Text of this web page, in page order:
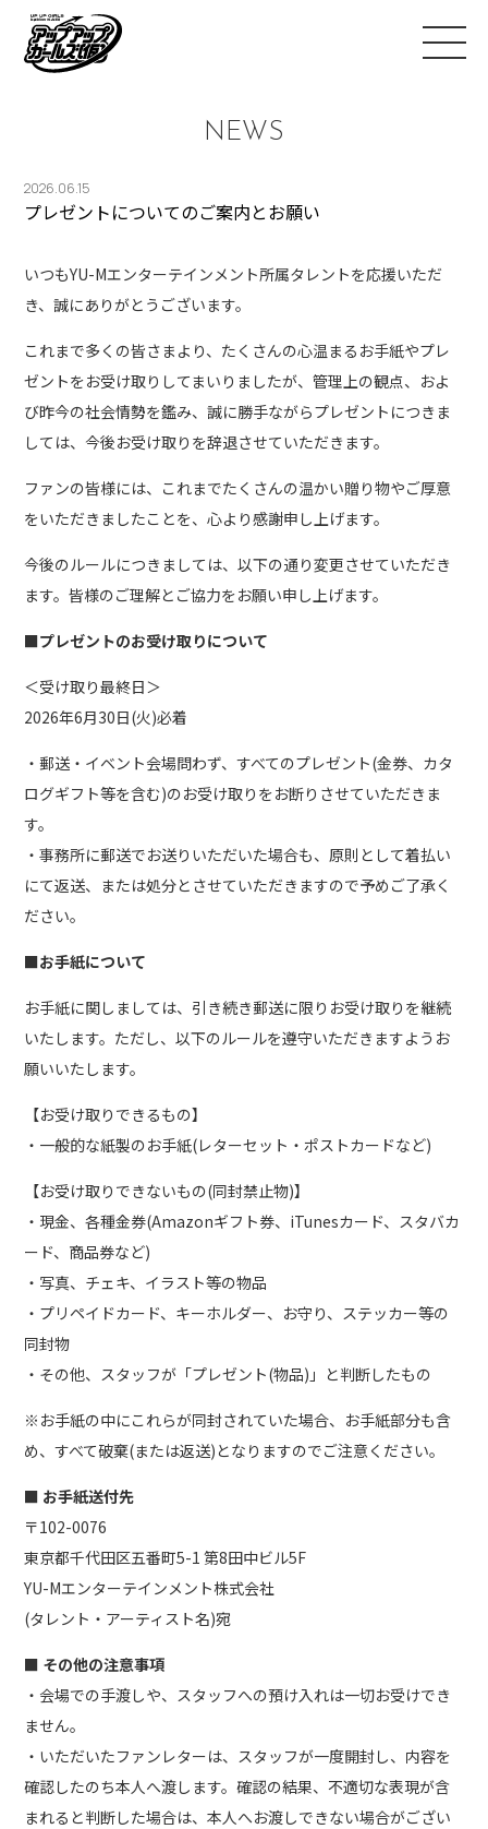
NEWS
2026.06.15
プレゼントについてのご案内とお願い
いつもYU-Mエンターテインメント所属タレントを応援いただ
き、誠にありがとうございます。
これまで多くの皆さまより、たくさんの心温まるお手紙やプレ
ゼントをお受け取りしてまいりましたが、管理上の観点、およ
び昨今の社会情勢を鑑み、誠に勝手ながらプレゼントにつきま
しては、今後お受け取りを辞退させていただきます。
ファンの皆様には、これまでたくさんの温かい贈り物やご厚意
をいただきましたことを、心より感謝申し上げます。
今後のルールにつきましては、以下の通り変更させていただき
ます。皆様のご理解とご協力をお願い申し上げます。
■プレゼントのお受け取りについて
＜受け取り最終日＞
2026年6月30日(火)必着
・郵送・イベント会場問わず、すべてのプレゼント(金券、カタ
ログギフト等を含む)のお受け取りをお断りさせていただきま
す。
・事務所に郵送でお送りいただいた場合も、原則として着払い
にて返送、または処分とさせていただきますので予めご了承く
ださい。
■お手紙について
お手紙に関しましては、引き続き郵送に限りお受け取りを継続
いたします。ただし、以下のルールを遵守いただきますようお
願いいたします。
【お受け取りできるもの】
・一般的な紙製のお手紙(レターセット・ポストカードなど)
【お受け取りできないもの(同封禁止物)】
・現金、各種金券(Amazonギフト券、iTunesカード、スタバカ
ード、商品券など)
・写真、チェキ、イラスト等の物品
・プリペイドカード、キーホルダー、お守り、ステッカー等の
同封物
・その他、スタッフが「プレゼント(物品)」と判断したもの
※お手紙の中にこれらが同封されていた場合、お手紙部分も含
め、すべて破棄(または返送)となりますのでご注意ください。
■ お手紙送付先
〒102-0076
東京都千代田区五番町5-1 第8田中ビル5F
YU-Mエンターテインメント株式会社
(タレント・アーティスト名)宛
■ その他の注意事項
・会場での手渡しや、スタッフへの預け入れは一切お受けでき
ません。
・いただいたファンレターは、スタッフが一度開封し、内容を
確認したのち本人へ渡します。確認の結果、不適切な表現が含
まれると判断した場合は、本人へお渡しできない場合がござい